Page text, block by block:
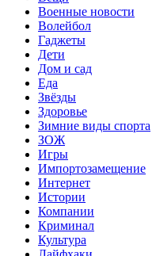
Военные новости
Волейбол
Гаджеты
Дети
Дом и сад
Еда
Звёзды
Здоровье
Зимние виды спорта
ЗОЖ
Игры
Импортозамещение
Интернет
Истории
Компании
Криминал
Культура